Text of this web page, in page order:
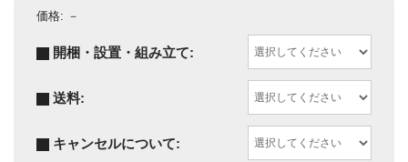
価格: －
開梱・設置・組み立て:
送料:
キャンセルについて: